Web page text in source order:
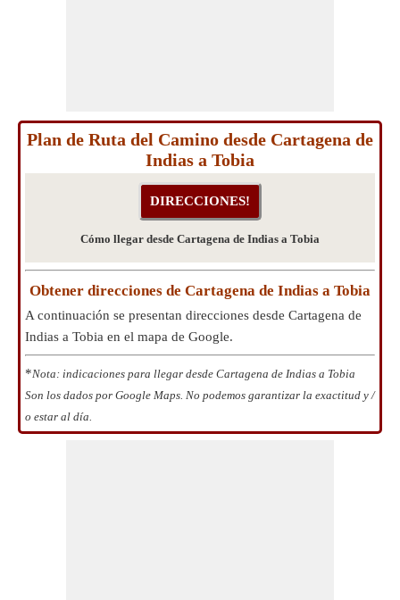
Plan de Ruta del Camino desde Cartagena de
Indias a Tobia
Cómo llegar desde Cartagena de Indias a Tobia
Obtener direcciones de Cartagena de Indias a Tobia
A continuación se presentan direcciones desde Cartagena de
Indias a Tobia en el mapa de Google.
*Nota: indicaciones para llegar desde Cartagena de Indias a Tobia
Son los dados por Google Maps. No podemos garantizar la exactitud y /
o estar al día.